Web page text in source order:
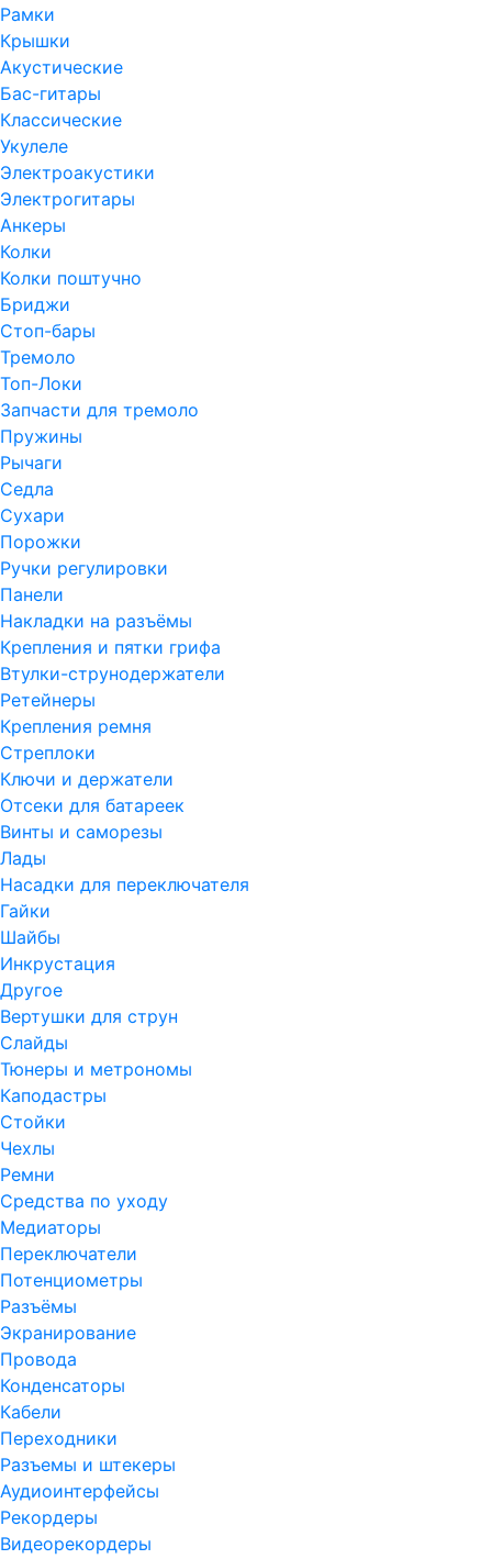
Рамки
Крышки
Акустические
Бас-гитары
Классические
Укулеле
Электроакустики
Электрогитары
Анкеры
Колки
Колки поштучно
Бриджи
Стоп-бары
Тремоло
Топ-Локи
Запчасти для тремоло
Пружины
Рычаги
Седла
Сухари
Порожки
Ручки регулировки
Панели
Накладки на разъёмы
Крепления и пятки грифа
Втулки-струнодержатели
Ретейнеры
Крепления ремня
Стреплоки
Ключи и держатели
Отсеки для батареек
Винты и саморезы
Лады
Насадки для переключателя
Гайки
Шайбы
Инкрустация
Другое
Вертушки для струн
Слайды
Тюнеры и метрономы
Каподастры
Стойки
Чехлы
Ремни
Средства по уходу
Медиаторы
Переключатели
Потенциометры
Разъёмы
Экранирование
Провода
Конденсаторы
Кабели
Переходники
Разъемы и штекеры
Аудиоинтерфейсы
Рекордеры
Видеорекордеры